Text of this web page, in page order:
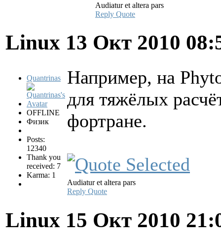
Audiatur et altera pars
Reply Quote
Linux 13 Окт 2010
Quantrinas
OFFLINE
Физик
Posts:
12340
Thank you
received: 7
Karma: 1
Например, на
для тяжёлых
фортране.
Audiatur et altera pars
Reply Quote
Linux 15 Окт 2010